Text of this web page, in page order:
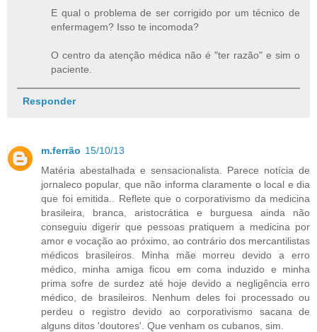
E qual o problema de ser corrigido por um técnico de
enfermagem? Isso te incomoda?
O centro da atenção médica não é "ter razão" e sim o
paciente.
Responder
m.ferrão 15/10/13
Matéria abestalhada e sensacionalista. Parece notícia de
jornaleco popular, que não informa claramente o local e dia
que foi emitida.. Reflete que o corporativismo da medicina
brasileira, branca, aristocrática e burguesa ainda não
conseguiu digerir que pessoas pratiquem a medicina por
amor e vocação ao próximo, ao contrário dos mercantilistas
médicos brasileiros. Minha mãe morreu devido a erro
médico, minha amiga ficou em coma induzido e minha
prima sofre de surdez até hoje devido a negligência erro
médico, de brasileiros. Nenhum deles foi processado ou
perdeu o registro devido ao corporativismo sacana de
alguns ditos 'doutores'. Que venham os cubanos, sim.